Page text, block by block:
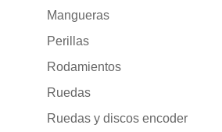
Mangueras
Perillas
Rodamientos
Ruedas
Ruedas y discos encoder